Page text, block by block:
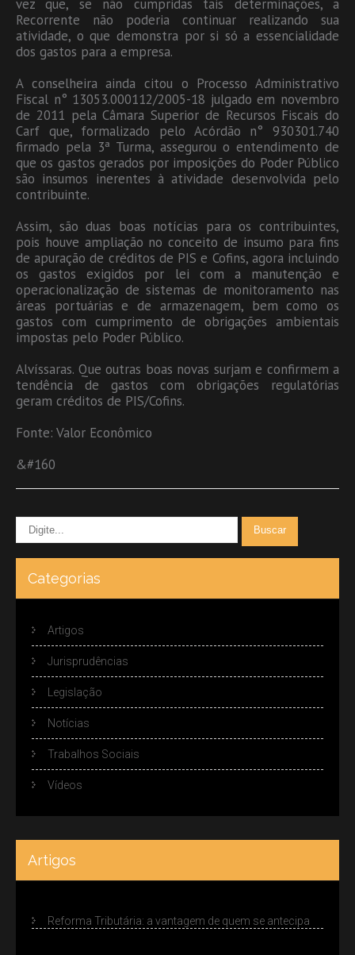
vez que, se não cumpridas tais determinações, a
Recorrente não poderia continuar realizando sua
atividade, o que demonstra por si só a essencialidade
dos gastos para a empresa.
A conselheira ainda citou o Processo Administrativo
Fiscal n° 13053.000112/2005-18 julgado em novembro
de 2011 pela Câmara Superior de Recursos Fiscais do
Carf que, formalizado pelo Acórdão n° 930301.740
firmado pela 3ª Turma, assegurou o entendimento de
que os gastos gerados por imposições do Poder Público
são insumos inerentes à atividade desenvolvida pelo
contribuinte.
Assim, são duas boas notícias para os contribuintes,
pois houve ampliação no conceito de insumo para fins
de apuração de créditos de PIS e Cofins, agora incluindo
os gastos exigidos por lei com a manutenção e
operacionalização de sistemas de monitoramento nas
áreas portuárias e de armazenagem, bem como os
gastos com cumprimento de obrigações ambientais
impostas pelo Poder Público.
Alvíssaras. Que outras boas novas surjam e confirmem a
tendência de gastos com obrigações regulatórias
geram créditos de PIS/Cofins.
Fonte: Valor Econômico
&#160
Categorias
Artigos
Jurisprudências
Legislação
Notícias
Trabalhos Sociais
Vídeos
Artigos
Reforma Tributária: a vantagem de quem se antecipa